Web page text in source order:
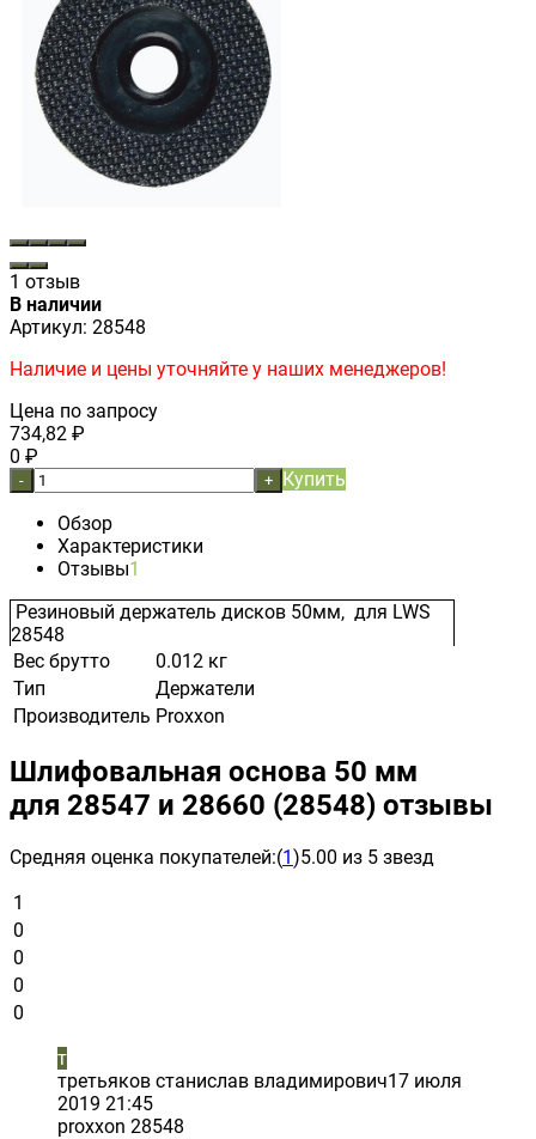
1 отзыв
В наличии
Артикул: 28548
Наличие и цены уточняйте у наших менеджеров!
Цена по запросу
734,82 ₽
0 ₽
- + Купить
Обзор
Характеристики
Отзывы1
Резиновый держатель дисков 50мм, для LWS
28548
Вес брутто
0.012 кг
Тип
Держатели
Производитель Proxxon
Шлифовальная основа 50 мм
для 28547 и 28660 (28548) отзывы
Средняя оценка покупателей:(1)5.00 из 5 звезд
1
0
0
0
0
т
третьяков станислав владимирович17 июля
2019 21:45
proxxon 28548